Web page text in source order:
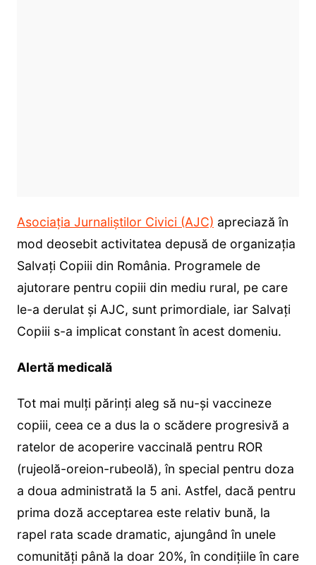
Asociația Jurnaliștilor Civici (AJC) apreciază în
mod deosebit activitatea depusă de organizația
Salvați Copiii din România. Programele de
ajutorare pentru copiii din mediu rural, pe care
le-a derulat și AJC, sunt primordiale, iar Salvați
Copiii s-a implicat constant în acest domeniu.
Alertă medicală
Tot mai mulți părinți aleg să nu-și vaccineze
copiii, ceea ce a dus la o scădere progresivă a
ratelor de acoperire vaccinală pentru ROR
(rujeolă-oreion-rubeolă), în special pentru doza
a doua administrată la 5 ani. Astfel, dacă pentru
prima doză acceptarea este relativ bună, la
rapel rata scade dramatic, ajungând în unele
comunități până la doar 20%, în condițiile în care